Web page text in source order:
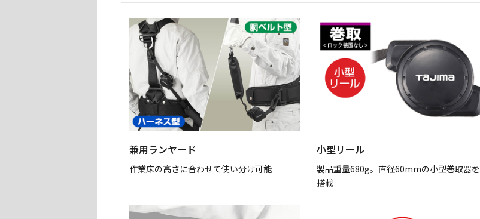
兼用ランヤード
作業床の高さに合わせて使い分け可能
小型リール
製品重量680g。直径60mmの小型巻取器を
搭載